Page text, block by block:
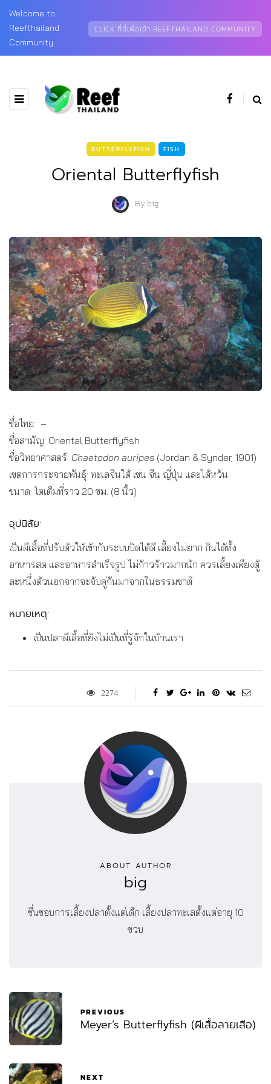
Welcome to
Reefthailand
Community
CLICK ที่นี่เพื่อเข้า REEFTHAILAND COMMUNITY
BUTTERFLYFISH FISH
Oriental Butterflyfish
Bybig
ชื่อไทย: –
ชื่อสามัญ: Oriental Butterflyfish
ชื่อวิทยาศาสตร์: Chaetodon auripes (Jordan & Synder, 1901)
เขตการกระจายพันธุ์: ทะเลจีนใต้ เช่น จีน ญี่ปุ่น และไต้หวัน
ขนาด: โตเต็มที่ราว 20 ซม. (8 นิ้ว)
อุปนิสัย:
เป็นผีเสื้อที่ปรับตัวให้เข้ากับระบบปิดได้ดี เลี้ยงไม่ยาก กินได้ทั้ง
อาหารสด และอาหารสำเร็จรูป ไม่ก้าวร้าวมากนัก ควรเลี้ยงเพียงตู้
ละหนึ่งตัวนอกจากจะจับคู่กันมาจากในธรรมชาติ
หมายเหตุ:
เป็นปลาผีเสื้อที่ยังไม่เป็นที่รู้จักในบ้านเรา
2274
ABOUT AUTHOR
big
ชื่นชอบการเลี้ยงปลาตั้งแต่เด็ก เลี้ยงปลาทะเลตั้งแต่อายุ 10
ขวบ
PREVIOUS
Meyer’s Butterflyfish (ผีเสื้อลายเสือ)
NEXT